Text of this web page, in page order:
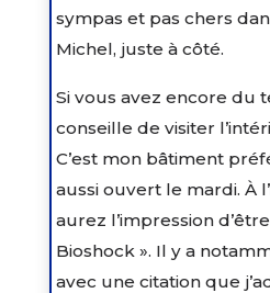
sympas et pas chers
Michel, juste à côté.
Si vous avez encore du
conseille de visiter
C’est mon bâtiment
aussi ouvert le mardi. À
aurez l’impression
Bioshock ». Il y a
avec une citation que